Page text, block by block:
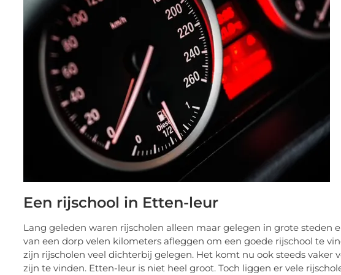
Een rijschool in Etten-leur
Lang geleden waren rijscholen alleen maar gelegen in grote steden
van een dorp velen kilometers afleggen om een goede rijschool te
zijn rijscholen veel dichterbij gelegen. Het komt nu ook steeds vaker
zijn te vinden. Etten-leur is niet heel groot. Toch liggen er vele